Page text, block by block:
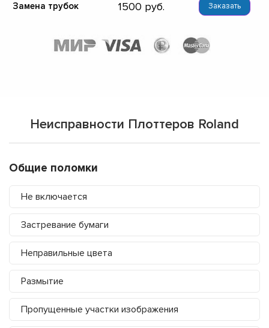
Замена трубок 1500 Заказать
Неисправности Плоттеров Roland
Общие поломки
Не включается
Застревание бумаги
Неправильные цвета
Размытие
Пропущенные участки изображения